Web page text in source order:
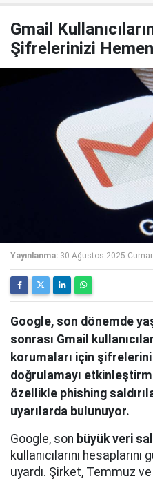
Gmail
Şifrelerinizi
Yayınlanma: 30 Ağustos 2025
Google, son dönemde
sonrası Gmail
korumaları için
doğrulamayı
özellikle phishing
uyarılarda bulunuyor.
Google, son büyük veri
kullanıcılarını
uyardı. Şirket, Temmuz